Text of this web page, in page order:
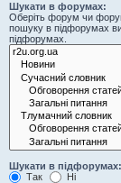
Шукати в форумах:
Оберіть форум чи
пошуку в підфорумах
підфорумах.
Шукати в підфорумах:
Так
Ні